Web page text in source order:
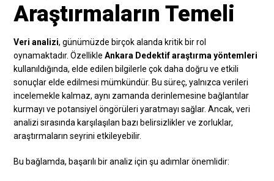
Araştırmaların Temeli
Veri analizi, günümüzde birçok alanda kritik bir rol
oynamaktadır. ÖzellikleAnkara Dedektif araştırma yöntemleri
kullanıldığında, elde edilen bilgilerle çok daha doğru ve etkili
sonuçlar elde edilmesi mümkündür. Bu süreç, yalnızca verileri
incelemekle kalmaz, aynı zamanda derinlemesine bağlantılar
kurmayı ve potansiyel öngörüleri yaratmayı sağlar. Ancak, veri
analizi sırasında karşılaşılan bazı belirsizlikler ve zorluklar,
araştırmaların seyrini etkileyebilir.
Bu bağlamda, başarılı bir analiz için şu adımlar önemlidir: